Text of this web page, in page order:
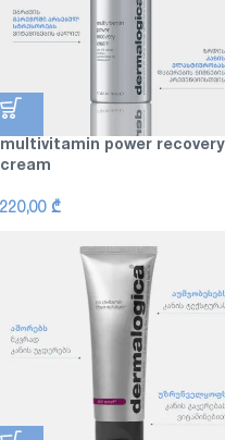
multivitamin power recovery
cream
220,00 ₾